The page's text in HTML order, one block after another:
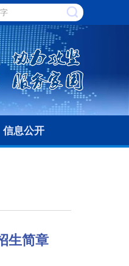
信息公开
生简章